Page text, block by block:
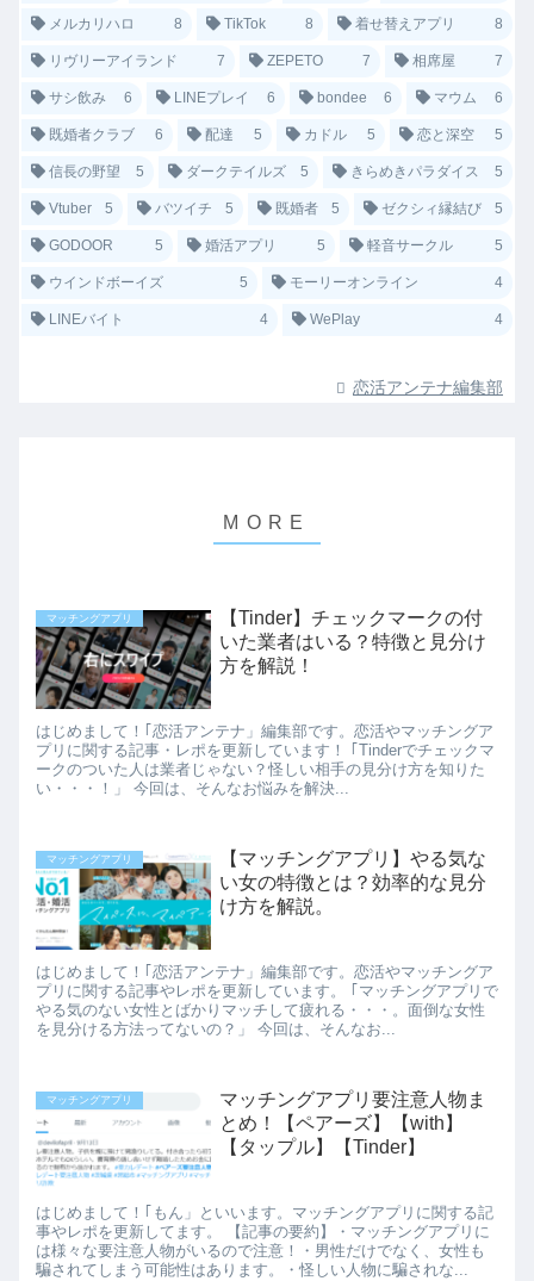
メルカリハロ 8 TikTok 8 着せ替えアプリ 8
リヴリーアイランド 7 ZEPETO 7 相席屋 7
サシ飲み 6 LINEプレイ 6 bondee 6 マウム 6
既婚者クラブ 6 配達 5 カドル 5 恋と深空 5
信長の野望 5 ダークテイルズ 5 きらめきパラダイス 5
Vtuber 5 バツイチ 5 既婚者 5 ゼクシィ縁結び 5
GODOOR 5 婚活アプリ 5 軽音サークル 5
ウインドボーイズ 5 モーリーオンライン 4
LINEバイト 4 WePlay 4
恋活アンテナ編集部
マッチングアプリ
【Tinder】チェックマークの付
いた業者はいる？特徴と見分け
方を解説！
はじめまして！｢恋活アンテナ」編集部です。恋活やマッチングア
プリに関する記事・レポを更新しています！ ｢Tinderでチェックマ
ークのついた人は業者じゃない？怪しい相手の見分け方を知りた
い・・・！」 今回は、そんなお悩みを解決...
マッチングアプリ
【マッチングアプリ】やる気な
い女の特徴とは？効率的な見分
け方を解説。
はじめまして！｢恋活アンテナ」編集部です。恋活やマッチングア
プリに関する記事やレポを更新しています。 ｢マッチングアプリで
やる気のない女性とばかりマッチして疲れる・・・。面倒な女性
を見分ける方法ってないの？」 今回は、そんなお...
マッチングアプリ
マッチングアプリ要注意人物ま
とめ！【ペアーズ】【with】
【タップル】【Tinder】
はじめまして！｢もん」といいます。マッチングアプリに関する記
事やレポを更新してます。 【記事の要約】・マッチングアプリに
は様々な要注意人物がいるので注意！・男性だけでなく、女性も
騙されてしまう可能性はあります。・怪しい人物に騙されな...